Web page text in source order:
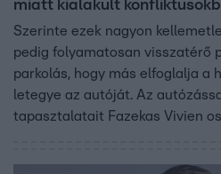
miatt kialakult
Szerinte ezek nagyon
pedig folyamatosan visszatérő
parkolás, hogy más elfoglalja a
letegye az autóját. Az
tapasztalatait Fazekas Vivien